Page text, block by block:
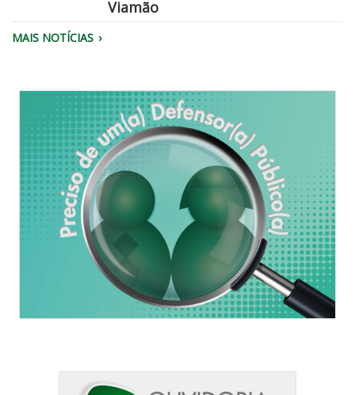
Equipe
da
atendimento.
Viamão
MAIS NOTÍCIAS